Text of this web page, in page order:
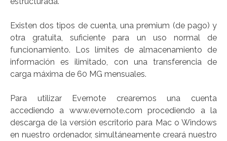
Existen dos tipos de cuenta, una premium (de pago) y
otra gratuita, suficiente para un uso normal de
funcionamiento. Los límites de almacenamiento de
información es ilimitado, con una transferencia de
carga máxima de 60 MG mensuales.
Para utilizar Evernote crearemos una cuenta
accediendo a www.evernote.com procediendo a la
descarga de la versión escritorio para Mac o Windows
en nuestro ordenador, simultáneamente creará nuestro